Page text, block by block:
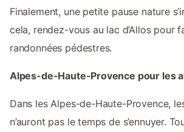
Finalement, une petite pause nature
cela, rendez-vous au lac d’Allos pour
randonnées pédestres.
Alpes-de-Haute-Provence pour les
Dans les Alpes-de-Haute-Provence,
n’auront pas le temps de s’ennuyer.